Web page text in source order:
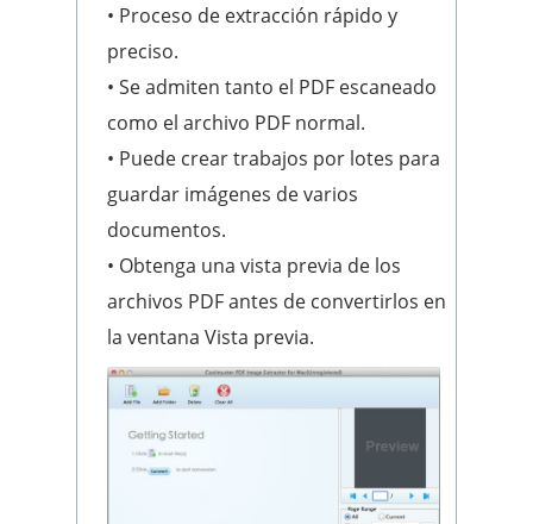
• Proceso de extracción rápido y
preciso.
• Se admiten tanto el PDF escaneado
como el archivo PDF normal.
• Puede crear trabajos por lotes para
guardar imágenes de varios
documentos.
• Obtenga una vista previa de los
archivos PDF antes de convertirlos en
la ventana Vista previa.